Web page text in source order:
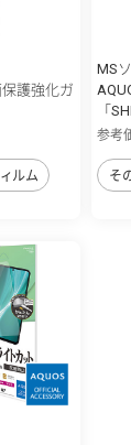
護強化ガ
ルム
MS
「
参考
そ